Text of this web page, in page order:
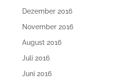
Dezember 2016
November 2016
August 2016
Juli 2016
Juni 2016